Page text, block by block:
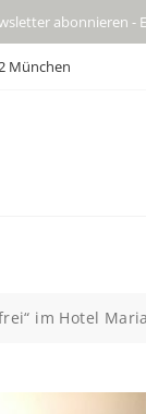
abonnieren -
München
im Hotel